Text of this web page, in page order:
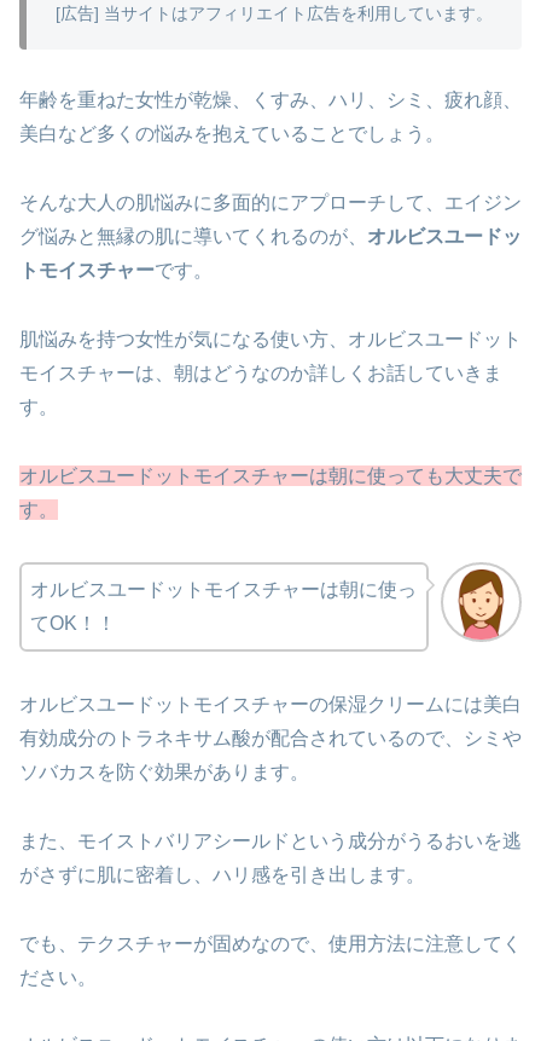
[広告] 当サイトはアフィリエイト広告を利用しています。
年齢を重ねた女性が乾燥、くすみ、ハリ、シミ、疲れ顔、
美白など多くの悩みを抱えていることでしょう。
そんな大人の肌悩みに多面的にアプローチして、エイジン
グ悩みと無縁の肌に導いてくれるのが、 オルビスユードッ
トモイスチャーです。
肌悩みを持つ女性が気になる使い方、オルビスユードット
モイスチャーは、朝はどうなのか詳しくお話していきま
す。
オルビスユードットモイスチャーは朝に使っても大丈夫で
す。
オルビスユードットモイスチャーは朝に使っ
てOK！！
オルビスユードットモイスチャーの保湿クリームには美白
有効成分のトラネキサム酸が配合されているので、シミや
ソバカスを防ぐ効果があります。
また、モイストバリアシールドという成分がうるおいを逃
がさずに肌に密着し、ハリ感を引き出します。
でも、テクスチャーが固めなので、使用方法に注意してく
ださい。